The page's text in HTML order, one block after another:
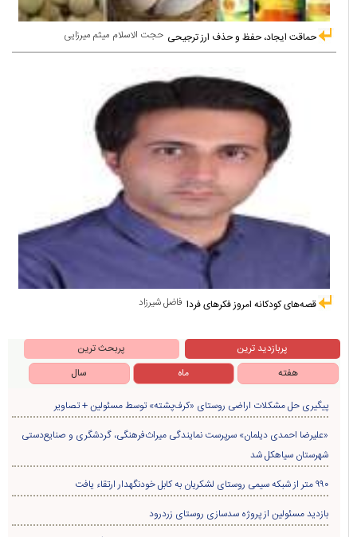
حجت الاسلام میثم میرزایی حماقت ایجاد، حفظ و حذف ارز ترجیحی
فاضل شیرزاد قصه‌های کودکانه امروز فکرهای فردا
پربازدید ترین
پربحث ترین
هفته
ماه سال
پیگیری حل مشکلات اراضی روستای «کرف‌پشته» توسط مسئولین + تصاویر
«علیرضا احمدی دیلمان» سرپرست نمایندگی میراث‌فرهنگی، گردشگری و صنایع‌دستی
شهرستان سیاهکل شد
۹۹۰ متر از شبکه سیمی روستای لشکریان به کابل خودنگهدار ارتقاء یافت
بازدید مسئولین از پروژه سدسازی روستای زردرود